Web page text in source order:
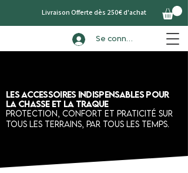
Se connecter
Livraison Offerte dès 250€ d'achat
Les accessoires indispensables pour
la chasse et la traque
Protection, confort et praticité sur
tous les terrains, par tous les temps.